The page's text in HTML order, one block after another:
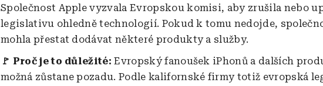
Společnost Apple vyzvala Evropskou komisi, aby zrušila nebo
legislativu ohledně technologií. Pokud k tomu nedojde,
mohla přestat dodávat některé produkty a služby.
🚩 Proč je to důležité: Evropský fanoušek iPhonů a dalších
možná zůstane pozadu. Podle kalifornské firmy totiž evropská